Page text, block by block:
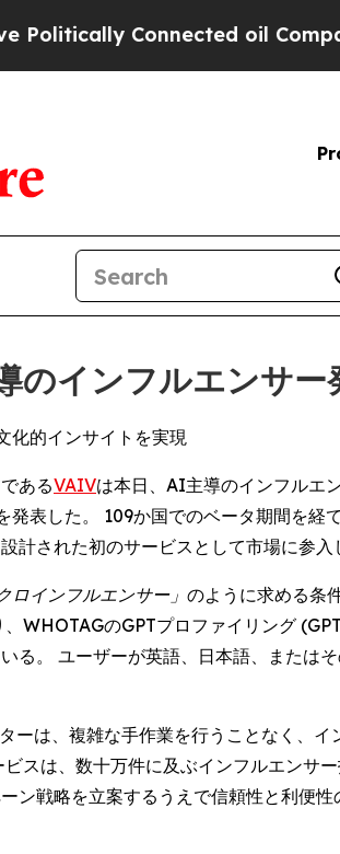
Connected oil Companies —
のインフルエンサー
化的インサイトを実現
あるVAIVは本日、AI主導のインフルエ
表した。 109か国でのベータ期間を経
された初のサービスとして市場に参入
ロインフルエンサー」 のように求める条
WHOTAGのGPTプロファイリング
る。 ユーザーが英語、日本語、または
は、複雑な手作業を行うことなく、イ
スは、数十万件に及ぶインフルエンサ
ン戦略を立案するうえで信頼性と利便性